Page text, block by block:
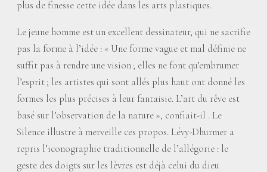
plus de finesse cette idée dans les arts plastiques.
Le jeune homme est un excellent dessinateur, qui ne sacrifie
pas la forme à l’idée : « Une forme vague et mal définie ne
suffit pas à rendre une vision; elles ne font qu’embrumer
l’esprit; les artistes qui sont allés plus haut ont donné les
formes les plus précises à leur fantaisie. L’art du rêve est
basé sur l’observation de la nature», confiait-il . Le
Silence illustre à merveille ces propos. Lévy-Dhurmer a
repris l’iconographie traditionnelle de l’allégorie : le
geste des doigts sur les lèvres est déjà celui du dieu